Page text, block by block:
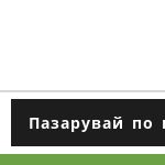
Пазарувай по